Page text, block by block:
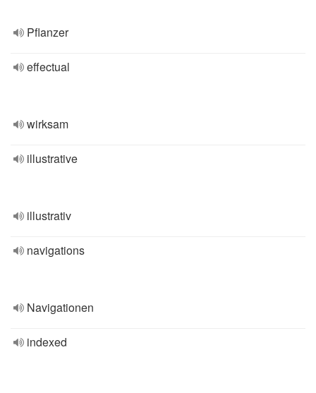
Pflanzer
effectual
wirksam
illustrative
illustrativ
navigations
Navigationen
indexed